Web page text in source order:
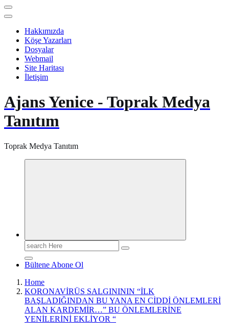
Hakkımızda
Köşe Yazarları
Dosyalar
Webmail
Site Haritası
İletişim
Ajans Yenice - Toprak Medya
Tanıtım
Toprak Medya Tanıtım
Search
for:
Bültene Abone Ol
Home
KORONAVİRÜS SALGINININ “İLK
BAŞLADIĞINDAN BU YANA EN CİDDİ ÖNLEMLERİ
ALAN KARDEMİR…” BU ÖNLEMLERİNE
YENİLERİNİ EKLİYOR “